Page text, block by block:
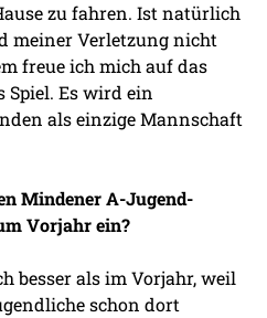
zu fahren. Ist natürlich
meiner Verletzung nicht
freue ich mich auf das
Spiel. Es wird ein
als einzige Mannschaft
Mindener A-Jugend-
Vorjahr ein?
besser als im Vorjahr, weil
schon dort